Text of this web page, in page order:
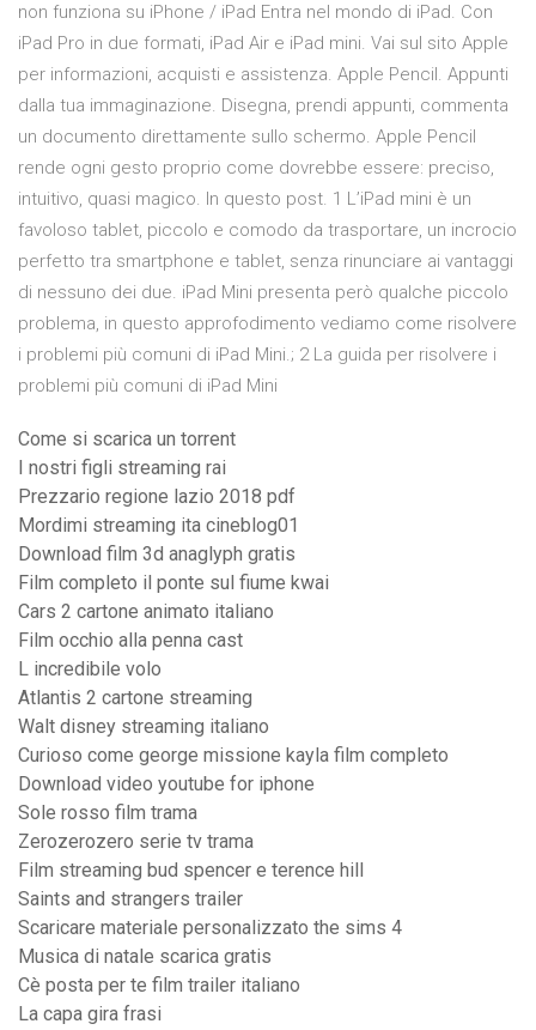
non funziona su iPhone / iPad Entra nel mondo di iPad. Con
iPad Pro in due formati, iPad Air e iPad mini. Vai sul sito Apple
per informazioni, acquisti e assistenza. Apple Pencil. Appunti
dalla tua immagina­zione. Disegna, prendi appunti, commenta
un documento direttamente sullo schermo. Apple Pencil
rende ogni gesto proprio come dovrebbe essere: preciso,
intuitivo, quasi magico. In questo post. 1 L’iPad mini è un
favoloso tablet, piccolo e comodo da trasportare, un incrocio
perfetto tra smartphone e tablet, senza rinunciare ai vantaggi
di nessuno dei due. iPad Mini presenta però qualche piccolo
problema, in questo approfodimento vediamo come risolvere
i problemi più comuni di iPad Mini.; 2 La guida per risolvere i
problemi più comuni di iPad Mini
Come si scarica un torrent
I nostri figli streaming rai
Prezzario regione lazio 2018 pdf
Mordimi streaming ita cineblog01
Download film 3d anaglyph gratis
Film completo il ponte sul fiume kwai
Cars 2 cartone animato italiano
Film occhio alla penna cast
L incredibile volo
Atlantis 2 cartone streaming
Walt disney streaming italiano
Curioso come george missione kayla film completo
Download video youtube for iphone
Sole rosso film trama
Zerozerozero serie tv trama
Film streaming bud spencer e terence hill
Saints and strangers trailer
Scaricare materiale personalizzato the sims 4
Musica di natale scarica gratis
Cè posta per te film trailer italiano
La capa gira frasi